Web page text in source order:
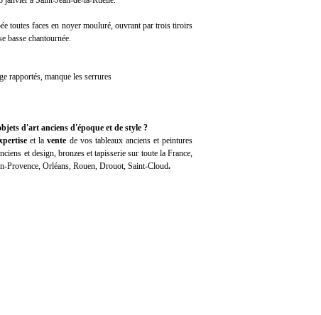
toutes faces en noyer mouluré, ouvrant par trois tiroirs
basse chantournée.
rapportés, manque les serrures
d'art anciens d'époque et de style ?
et lavente de vos tableaux anciens et peintures
et design, bronzes et tapisserie sur toute la France,
Provence, Orléans, Rouen, Drouot, Saint-Cloud.